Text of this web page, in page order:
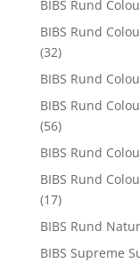
BIBS Rund
BIBS Rund
(32)
BIBS Rund
BIBS Rund
(56)
BIBS Rund
BIBS Rund
(17)
BIBS Rund
BIBS Supreme